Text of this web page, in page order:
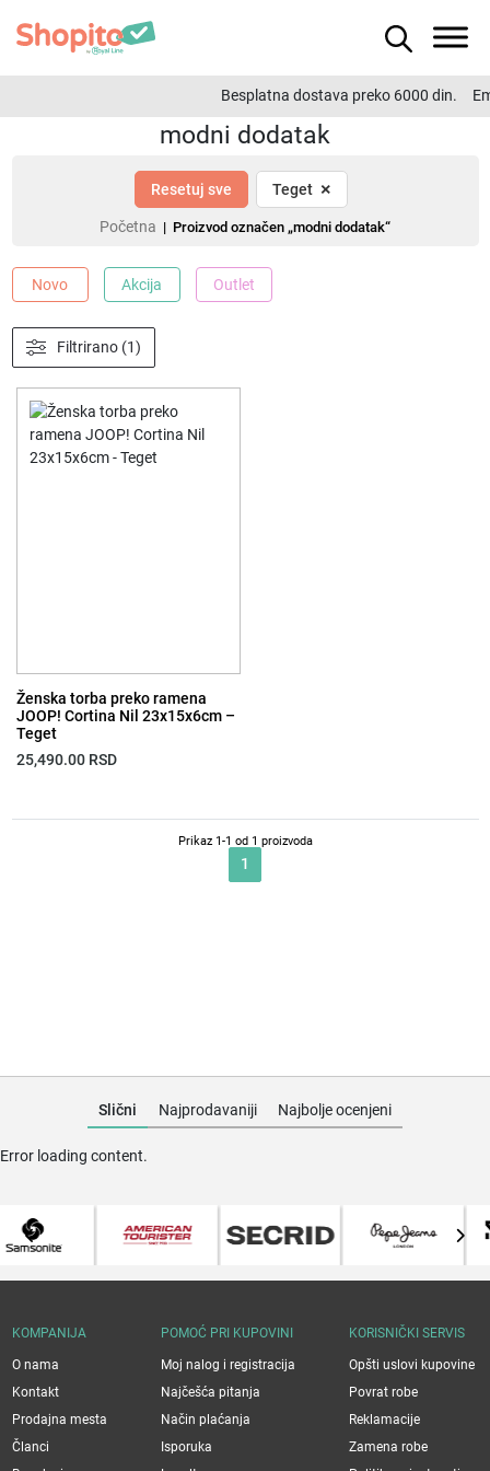
Besplatna dostava preko 6000 din.
modni dodatak
Resetuj sve Teget ×
Početna | Proizvod označen „modni dodatak“
Novo Akcija Outlet
Filtrirano (1)
Ženska torba preko ramena
JOOP! Cortina Nil 23x15x6cm –
Teget
25,490.00 RSD
Prikaz 1-1 od 1 proizvoda
1
Slični Najprodavaniji Najbolje ocenjeni
Error loading content.
KOMPANIJA
O nama
Kontakt
Prodajna mesta
Članci
POMOĆ PRI KUPOVINI
Moj nalog i registracija
Najčešća pitanja
Način plaćanja
Isporuka
KORISNIČKI SERVIS
Opšti uslovi kupovine
Povrat robe
Reklamacije
Zamena robe